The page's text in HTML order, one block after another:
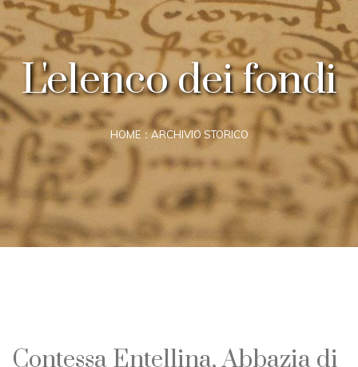
L'elenco dei fondi
HOME ARCHIVIO STORICO
Contessa Entellina, Abbazia di